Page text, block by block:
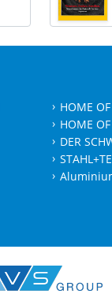
HOME
HOME OF
DER